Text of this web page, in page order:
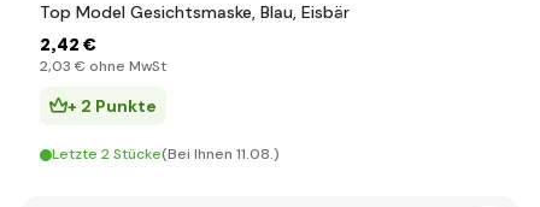
Top Model Gesichtsmaske, Blau, Eisbär
2,42 €
2,03 € ohne MwSt
+ 2 Punkte
Letzte 2 Stücke(Bei Ihnen 11.08.)